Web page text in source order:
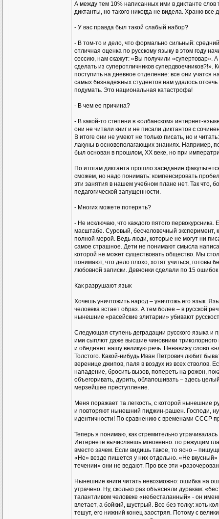
А между тем 10% написанных ими в диктанте
диктанты, но такого никогда не видела. Храню
- У вас правда был такой слабый набор?
- В том-то и дело, что формально сильный:
отличная оценка по русскому языку в этом году
сессию, нам скажут: «Вы получили «супертовар». А
сделать из суперотличников
поступить на дневное отделение: все они учатся
самых безнадежных студентов нам удалось
подумать. Это национальная катастрофа!
- В чем ее причина?
- В какой-то степени в «олбанском» интернет-
они не читали книг и не писали диктантов с
В итоге они не умеют не только писать, но и
лакуны в основополагающих знаниях. Например,
был основан в прошлом, ХХ веке, но при
По итогам диктанта прошло заседание
сможем, но надо понимать: компенсировать
эти занятия в нашем учебном плане нет. Так что,
педагогической запущенности.
- Многих можете потерять?
- Не исключаю, что каждого пятого
масштабе. Суровый, бесчеловечный
полной мерой. Ведь люди, которые не могут ни
самое страшное. Дети не понимают смысла
которой не может существовать общество. Мы
понимают, что дело плохо, хотят учиться, готовы
любовной записки. Девчонки сделали по 15 ошибок
Как разрушают язык
Хочешь уничтожить народ – уничтожь его язык.
человека встает образ. А тем более – в русской
нынешние «расейские элитарии» убивают
Следующая ступень деградации русского языка и
ими сыплют даже высшие чиновники триколорного
и обедняет нашу великую речь. Ненавижу слово
Толстого. Какой-нибудь Иван Петрович любит
веренице джипов, паля в воздух из всех стволов.
нападение, бросить вызов, попереть на рожон,
объегоривать, дурить, облапошивать – здесь
мерзейшее преступление.
Меня поражает та легкость, с которой нынешние
и повторяют нынешний пиджин-рашен. Господи,
идентичности! По сравнению с временами СССР
Теперь я понимаю, как стремительно
Интернете вычисляешь мгновенно: по режущим
вместо зачем. Если видишь такое, то ясно –
«Не» везде пишется у них отдельно. «Не
течении» они не ведают. Про все эти
Нынешние книги читать невозможно: ошибка на
утрачено. Ну, сколько раз объясняли дуракам:
талантливом человеке «небесталанный» - он
влетает, а бойкий, шустрый. Все без толку: хоть
тешут, его нижний конец заостряя. Потому с